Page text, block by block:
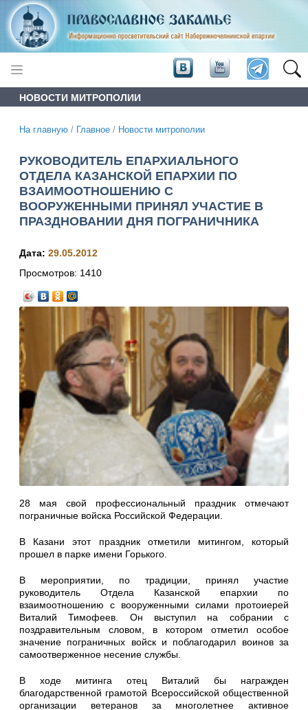
НОВОСТИ МИТРОПОЛИИ
На главную / Главное / Новости митрополии
РУКОВОДИТЕЛЬ ЕПАРХИАЛЬНОГО
ОТДЕЛА КАЗАНСКОЙ ЕПАРХИИ ПО
ВЗАИМООТНОШЕНИЮ С
ВООРУЖЕННЫМИ ПРИНЯЛ УЧАСТИЕ В
ПРАЗДНОВАНИИ ДНЯ ПОГРАНИЧНИКА
Дата: 29.05.2012
Просмотров: 1410
28 мая свой профессиональный праздник отмечают
пограничные войска Российской Федерации.
В Казани этот праздник отметили митингом, который
прошел в парке имени Горького.
В мероприятии, по традиции, принял участие
руководитель Отдела Казанской епархии по
взаимоотношению с вооруженными силами протоиерей
Виталий Тимофеев. Он выступил на собрании с
поздравительным словом, в котором отметил особое
значение пограничных войск и поблагодарил воинов за
самоотверженное несение службы.
В ходе митинга отец Виталий бы награжден
благодарственной грамотой Всероссийской общественной
организации ветеранов за многолетнее активное